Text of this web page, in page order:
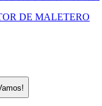
DE MALETERO